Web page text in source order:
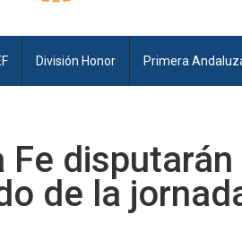
División Honor Primera
Fe
de la